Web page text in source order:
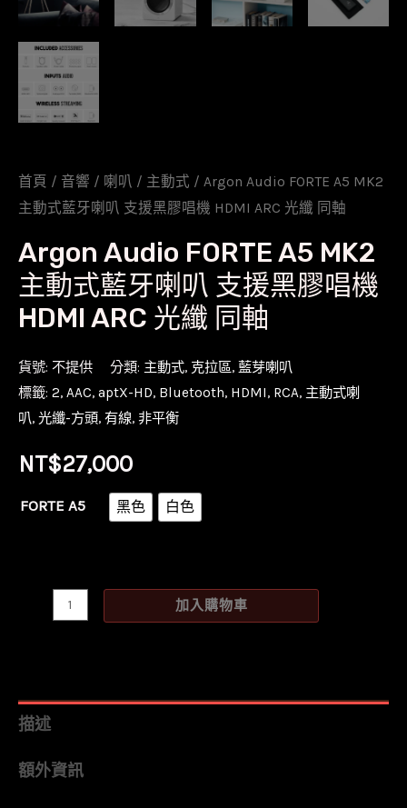
首頁 / 音響 / 喇叭 / 主動式 / Argon Audio FORTE A5 MK2
主動式藍牙喇叭 支援黑膠唱機 HDMI ARC 光纖 同軸
Argon Audio FORTE A5 MK2
主動式藍牙喇叭 支援黑膠唱機
HDMI ARC 光纖 同軸
貨號: 不提供 分類: 主動式, 克拉區, 藍芽喇叭
標籤: 2, AAC, aptX-HD, Bluetooth, HDMI, RCA, 主動式喇
叭, 光纖-方頭, 有線, 非平衡
NT$27,000
FORTE A5 黑色 白色
MK2
動
加入購物車
描述
額外資訊